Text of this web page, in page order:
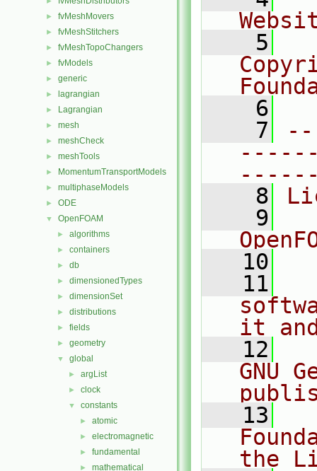
► fvMeshMovers
► fvMeshStitchers
► fvMeshTopoChangers
► fvModels
► generic
► lagrangian
► Lagrangian
► mesh
► meshCheck
► meshTools
► MomentumTransportModels
► multiphaseModels
► ODE
▼ OpenFOAM
► algorithms
► containers
► db
► dimensionedTypes
► dimensionSet
► distributions
► fields
► geometry
▼ global
► argList
► clock
▼ constants
► atomic
► electromagnetic
► fundamental
► mathematical
    5
    6
    7
    8
    9
   10
   11
it
   12
GNU
   13
the